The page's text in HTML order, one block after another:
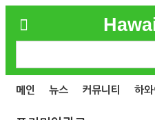
메인 뉴스 커뮤니티 하